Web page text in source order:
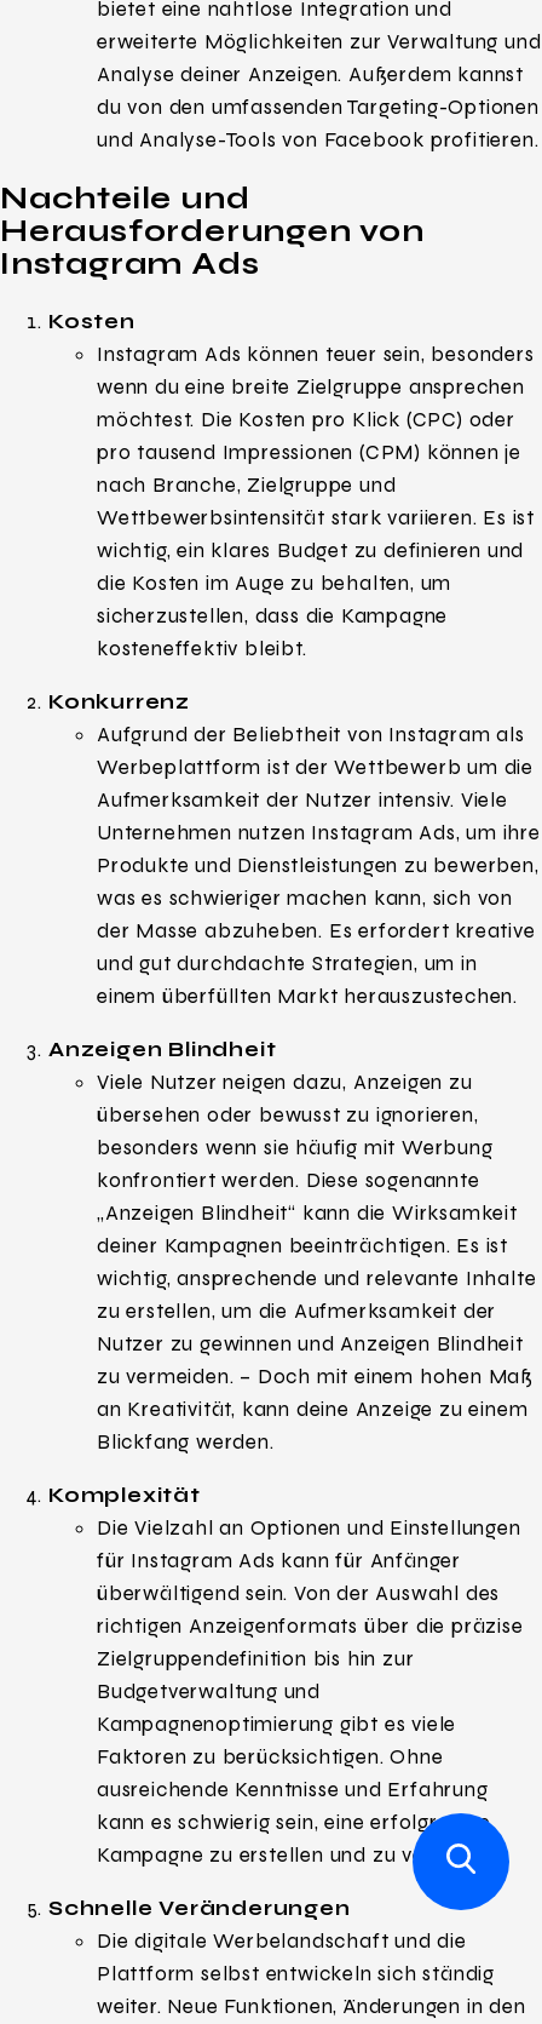
bietet eine nahtlose Integration und
erweiterte Möglichkeiten zur Verwaltung und
Analyse deiner Anzeigen. Außerdem kannst
du von den umfassenden Targeting-Optionen
und Analyse-Tools von Facebook profitieren.
Nachteile und
Herausforderungen von
Instagram Ads
Kosten
Instagram Ads können teuer sein, besonders
wenn du eine breite Zielgruppe ansprechen
möchtest. Die Kosten pro Klick (CPC) oder
pro tausend Impressionen (CPM) können je
nach Branche, Zielgruppe und
Wettbewerbsintensität stark variieren. Es ist
wichtig, ein klares Budget zu definieren und
die Kosten im Auge zu behalten, um
sicherzustellen, dass die Kampagne
kosteneffektiv bleibt.
Konkurrenz
Aufgrund der Beliebtheit von Instagram als
Werbeplattform ist der Wettbewerb um die
Aufmerksamkeit der Nutzer intensiv. Viele
Unternehmen nutzen Instagram Ads, um ihre
Produkte und Dienstleistungen zu bewerben,
was es schwieriger machen kann, sich von
der Masse abzuheben. Es erfordert kreative
und gut durchdachte Strategien, um in
einem überfüllten Markt herauszustechen.
Anzeigen Blindheit
Viele Nutzer neigen dazu, Anzeigen zu
übersehen oder bewusst zu ignorieren,
besonders wenn sie häufig mit Werbung
konfrontiert werden. Diese sogenannte
„Anzeigen Blindheit“ kann die Wirksamkeit
deiner Kampagnen beeinträchtigen. Es ist
wichtig, ansprechende und relevante Inhalte
zu erstellen, um die Aufmerksamkeit der
Nutzer zu gewinnen und Anzeigen Blindheit
zu vermeiden. – Doch mit einem hohen Maß
an Kreativität, kann deine Anzeige zu einem
Blickfang werden.
Komplexität
Die Vielzahl an Optionen und Einstellungen
für Instagram Ads kann für Anfänger
überwältigend sein. Von der Auswahl des
richtigen Anzeigenformats über die präzise
Zielgruppendefinition bis hin zur
Budgetverwaltung und
Kampagnenoptimierung gibt es viele
Faktoren zu berücksichtigen. Ohne
ausreichende Kenntnisse und Erfahrung
kann es schwierig sein, eine erfolgreiche
Kampagne zu erstellen und zu verwalten.
Schnelle Veränderungen
Die digitale Werbelandschaft und die
Plattform selbst entwickeln sich ständig
weiter. Neue Funktionen, Änderungen in den